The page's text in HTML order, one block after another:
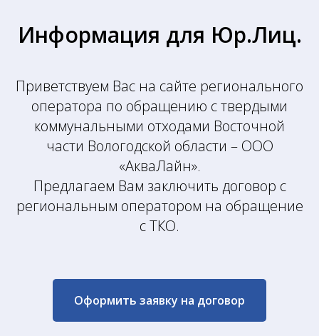
Информация для Юр.Лиц.
Приветствуем Вас на сайте регионального
оператора по обращению с твердыми
коммунальными отходами Восточной
части Вологодской области – ООО
«АкваЛайн».
Предлагаем Вам заключить договор с
региональным оператором на обращение
с ТКО.
Оформить заявку на договор